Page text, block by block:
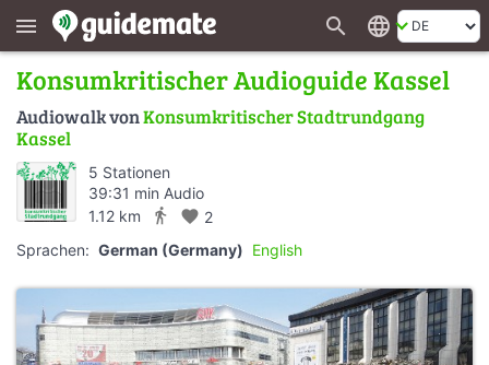
menu search language
Konsumkritischer Audioguide Kassel
Audiowalk vonKonsumkritischer Stadtrundgang
Kassel
5 Stationen
39:31 min Audio
1.12 km
directions_walk favorite 2
Sprachen: German (Germany) English